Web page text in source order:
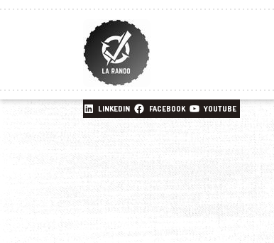
LINKEDIN FACEBOOK YOUTUBE